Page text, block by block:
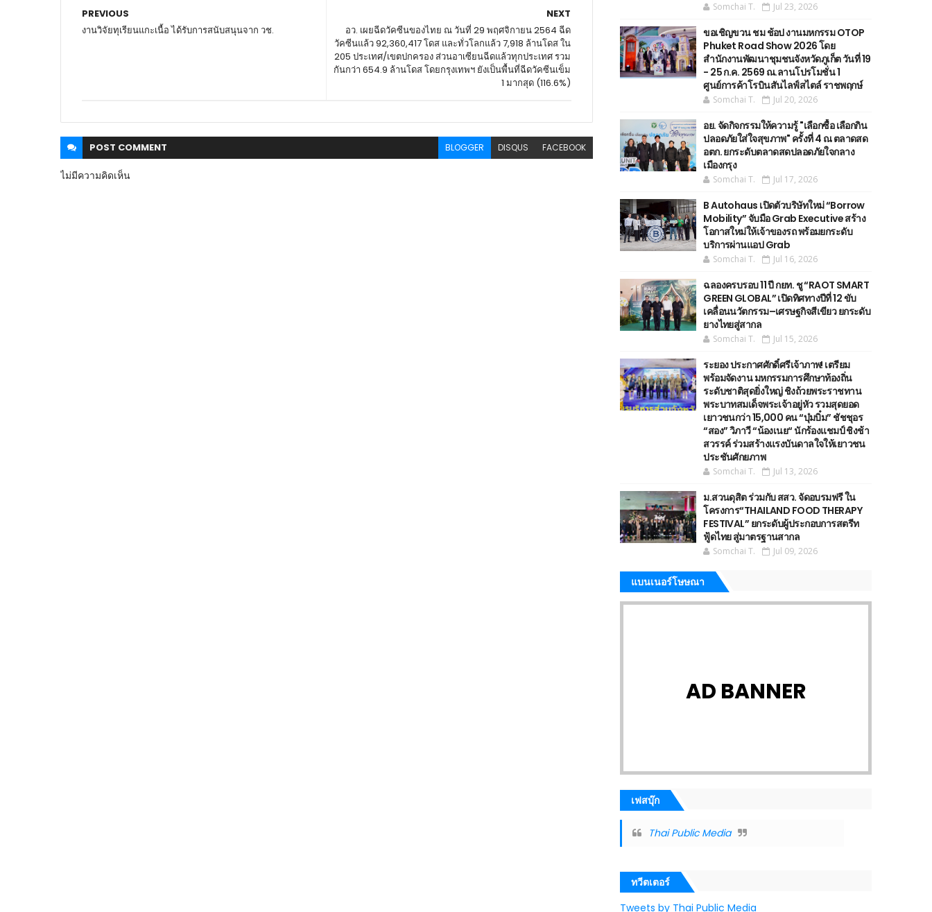
NEXT
อว. เผยฉีดวัคซีนของไทย ณ วันที่ 29 พฤศจิกายน 2564 ฉีด
วัคซีนแล้ว 92,360,417 โดส และทั่วโลกแล้ว 7,918 ล้านโดส ใน
205 ประเทศ/เขตปกครอง ส่วนอาเซียนฉีดแล้วทุกประเทศ รวม
กันกว่า 654.9 ล้านโดส โดยกรุงเทพฯ ยังเป็นพื้นที่ฉีดวัคซีนเข็ม
1 มากสุด (116.6%)
PREVIOUS
งานวิจัยทุเรียนแกะเนื้อ ได้รับการสนับสนุนจาก วช.
POST COMMENT BLOGGER DISQUS FACEBOOK
ไม่มีความคิดเห็น
Somchai T. Jul 23, 2026
ขอเชิญขวน ชม ช้อป งานมหกรรม OTOP
Phuket Road Show 2026 โดย
สำนักงานพัฒนาชุมชนจังหวัดภูเก็ต วันที่ 19
- 25 ก.ค. 2569 ณ.ลานโปรโมชั่น 1
ศูนย์การค้าโรบินสันไลฟ์สไตล์ ราชพฤกษ์
Somchai T. Jul 20, 2026
อย. จัดกิจกรรมให้ความรู้ "เลือกซื้อ เลือกกิน
ปลอดภัยใส่ใจสุขภาพ" ครั้งที่ 4 ณ ตลาดสด
อตก. ยกระดับตลาดสดปลอดภัยใจกลาง
เมืองกรุง
Somchai T. Jul 17, 2026
B Autohaus เปิดตัวบริษัทใหม่ “Borrow
Mobility” จับมือ Grab Executive สร้าง
โอกาสใหม่ให้เจ้าของรถ พร้อมยกระดับ
บริการผ่านแอป Grab
Somchai T. Jul 16, 2026
ฉลองครบรอบ 11 ปี กยท. ชู “RAOT SMART
GREEN GLOBAL” เปิดทิศทางปีที่ 12 ขับ
เคลื่อนนวัตกรรม–เศรษฐกิจสีเขียว ยกระดับ
ยางไทยสู่สากล
Somchai T. Jul 15, 2026
ระยอง ประกาศศักดิ์ศรีเจ้าภาพ! เตรียม
พร้อมจัดงาน มหกรรมการศึกษาท้องถิ่น
ระดับชาติสุดยิ่งใหญ่ ชิงถ้วยพระราชทาน
พระบาทสมเด็จพระเจ้าอยู่หัว รวมสุดยอด
เยาวชนกว่า 15,000 คน “บุ๋มบิ๋ม” ชัชชุอร
“สอง” วิภาวี “น้องเนย“ นักร้องแชมป์ ชิงช้า
สวรรค์ ร่วมสร้างแรงบันดาลใจให้เยาวชน
ประชันศักยภาพ
Somchai T. Jul 13, 2026
ม.สวนดุสิต ร่วมกับ สสว. จัดอบรมฟรี ใน
โครงการ“THAILAND FOOD THERAPY
FESTIVAL” ยกระดับผู้ประกอบการสตรีท
ฟู้ดไทย สู่มาตรฐานสากล
Somchai T. Jul 09, 2026
แบนเนอร์โษษณา
AD BANNER
เฟสบุ๊ก
Thai Public Media
ทวีตเตอร์
Tweets by Thai Public Media